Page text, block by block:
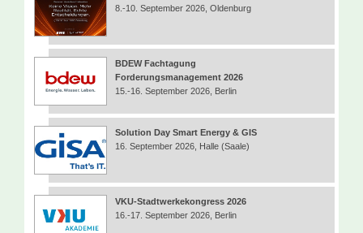
8.-10. September 2026, Oldenburg
BDEW Fachtagung
Forderungsmanagement 2026
15.-16. September 2026, Berlin
Solution Day Smart Energy & GIS
16. September 2026, Halle (Saale)
VKU-Stadtwerkekongress 2026
16.-17. September 2026, Berlin